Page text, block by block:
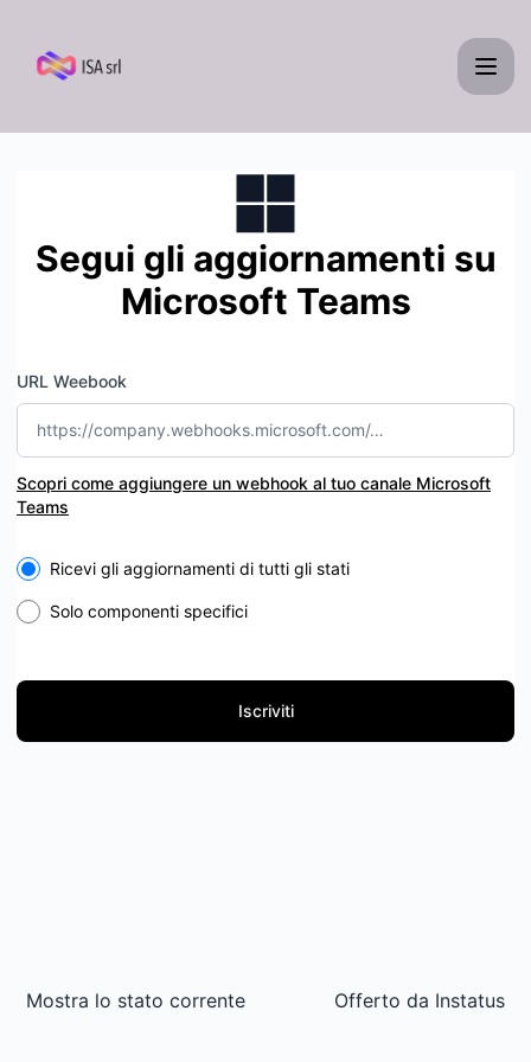
Segui gli aggiornamenti su
Microsoft Teams
URL Weebook
Scopri come aggiungere un webhook al tuo canale Microsoft
Teams
Select the components you want to receive updates for
Ricevi gli aggiornamenti di tutti gli stati
Solo componenti specifici
Iscriviti
Mostra lo stato corrente Offerto da Instatus